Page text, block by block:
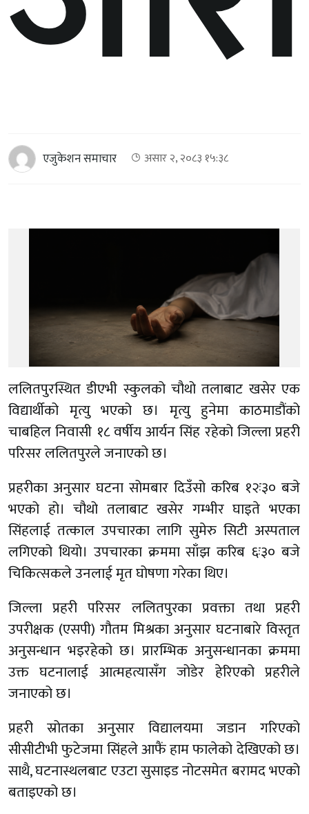
एजुकेशन समाचार असार २, २०८३ १५:३८
ललितपुरस्थित डीएभी स्कुलको चौथो तलाबाट खसेर एक
विद्यार्थीको मृत्यु भएको छ। मृत्यु हुनेमा काठमाडौंको
चाबहिल निवासी १८ वर्षीय आर्यन सिंह रहेको जिल्ला प्रहरी
परिसर ललितपुरले जनाएको छ।
प्रहरीका अनुसार घटना सोमबार दिउँसो करिब १२ः३० बजे
भएको हो। चौथो तलाबाट खसेर गम्भीर घाइते भएका
सिंहलाई तत्काल उपचारका लागि सुमेरु सिटी अस्पताल
लगिएको थियो। उपचारका क्रममा साँझ करिब ६ः३० बजे
चिकित्सकले उनलाई मृत घोषणा गरेका थिए।
जिल्ला प्रहरी परिसर ललितपुरका प्रवक्ता तथा प्रहरी
उपरीक्षक (एसपी) गौतम मिश्रका अनुसार घटनाबारे विस्तृत
अनुसन्धान भइरहेको छ। प्रारम्भिक अनुसन्धानका क्रममा
उक्त घटनालाई आत्महत्यासँग जोडेर हेरिएको प्रहरीले
जनाएको छ।
प्रहरी स्रोतका अनुसार विद्यालयमा जडान गरिएको
सीसीटीभी फुटेजमा सिंहले आफैं हाम फालेको देखिएको छ।
साथै, घटनास्थलबाट एउटा सुसाइड नोटसमेत बरामद भएको
बताइएको छ।